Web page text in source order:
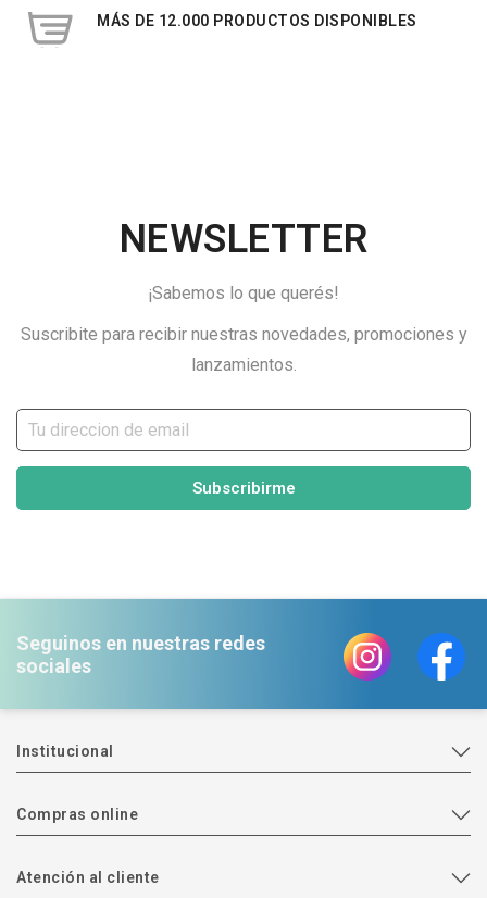
MÁS DE 12.000 PRODUCTOS DISPONIBLES
NEWSLETTER
¡Sabemos lo que querés!
Suscribite para recibir nuestras novedades, promociones y
lanzamientos.
Subscribirme
Seguinos en nuestras redes
sociales
Institucional
Compras online
Atención al cliente